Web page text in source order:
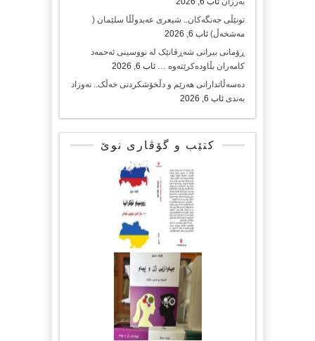
تونێڵی جەنگەکان.. شیعری عەبدوڵڵا سلێمان (
مەشخەڵ) ئاب 6, 2026
ڕۆمانی بیرانی شەڕڤانێک لە نووسینی ئەحمەد
کامەران بڵاودەکرێتەوە … ئاب 6, 2026
دەسەڵاتدارانی هەرێم و دڵخۆشکردنی خەڵک.. نەوزاد
بەندی ئاب 6, 2026
کتێب و گۆڤاری نوێ